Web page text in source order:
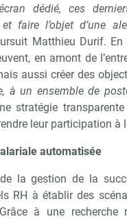
dédié, ces
et faire l’objet d’une
Matthieu Durif.
en amont de
aussi créer des
à un ensemble de
stratégie
leur participation à
automatisée
la gestion de la
RH à établir des
Grâce à une